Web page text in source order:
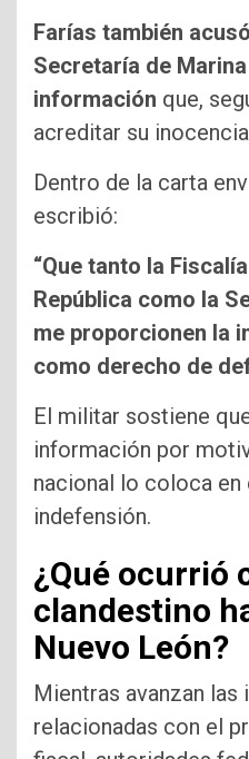
Farías también
Secretaría de
información que,
acreditar su
Dentro de la carta
escribió:
“Que tanto la
República como la
me proporcionen la
como derecho de
El militar sostiene
información por
nacional lo coloca en
indefensión.
¿Qué ocurrió
clandestino
Nuevo León?
Mientras avanzan
relacionadas con el